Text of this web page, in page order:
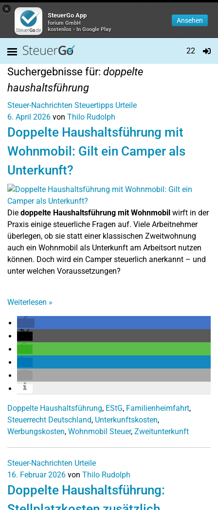
×
SteuerGo App
forium GmbH
kostenlos - In Google Play
Ansehen
22
Suchergebnisse für: doppelte
haushaltsführung
Steuer-Nachrichten Steuertipps Urteile
6. April 2026 von Thilo Rudolph
Doppelte Haushaltsführung mit
Wohnmobil: Gilt ein Camper als
Unterkunft?
Die doppelte Haushaltsführung mit Wohnmobil wirft in der
Praxis einige steuerliche Fragen auf. Viele Arbeitnehmer
überlegen, ob sie statt einer klassischen Zweitwohnung
auch ein Wohnmobil als Unterkunft am Arbeitsort nutzen
können. Doch wird ein Camper steuerlich anerkannt – und
unter welchen Voraussetzungen?
Weiterlesen »
Doppelte Haushaltsführung, EStG, Familienheimfahrt,
Steuerrecht Deutschland, Unterkunftskosten,
Werbungskosten, Wohnmobil Steuer, Zweitunterkunft
Steuer-Nachrichten Urteile
16. Februar 2026 von Thilo Rudolph
Doppelte Haushaltsführung: